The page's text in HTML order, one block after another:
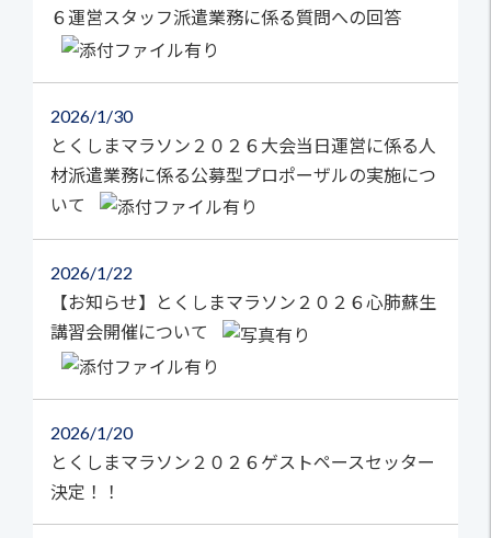
６運営スタッフ派遣業務に係る質問への回答
2026 1/30
とくしまマラソン２０２６大会当日運営に係る人
材派遣業務に係る公募型プロポーザルの実施につ
いて
2026 1/22
【お知らせ】とくしまマラソン２０２６心肺蘇生
講習会開催について
2026 1/20
とくしまマラソン２０２６ゲストペースセッター
決定！！